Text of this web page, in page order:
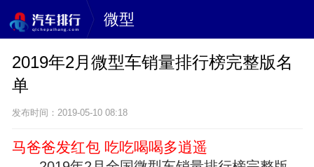
微型
2019年2月微型车销量排行榜完整版名
单
发布时间：2019-05-10 08:18
马爸爸发红包 吃吃喝喝多逍遥